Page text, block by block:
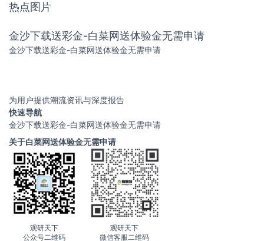
热点图片
金沙下载送彩金-白菜网送体验金无需申请
金沙下载送彩金-白菜网送体验金无需申请
为用户提供潮流资讯与深度报告
快速导航
金沙下载送彩金-白菜网送体验金无需申请
关于白菜网送体验金无需申请
观研天下
公众号二维码
观研天下
微信客服二维码